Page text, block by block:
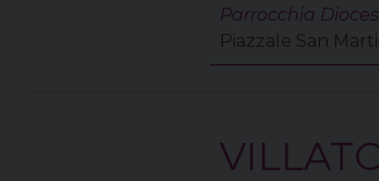
Parrocchia
Piazzale San